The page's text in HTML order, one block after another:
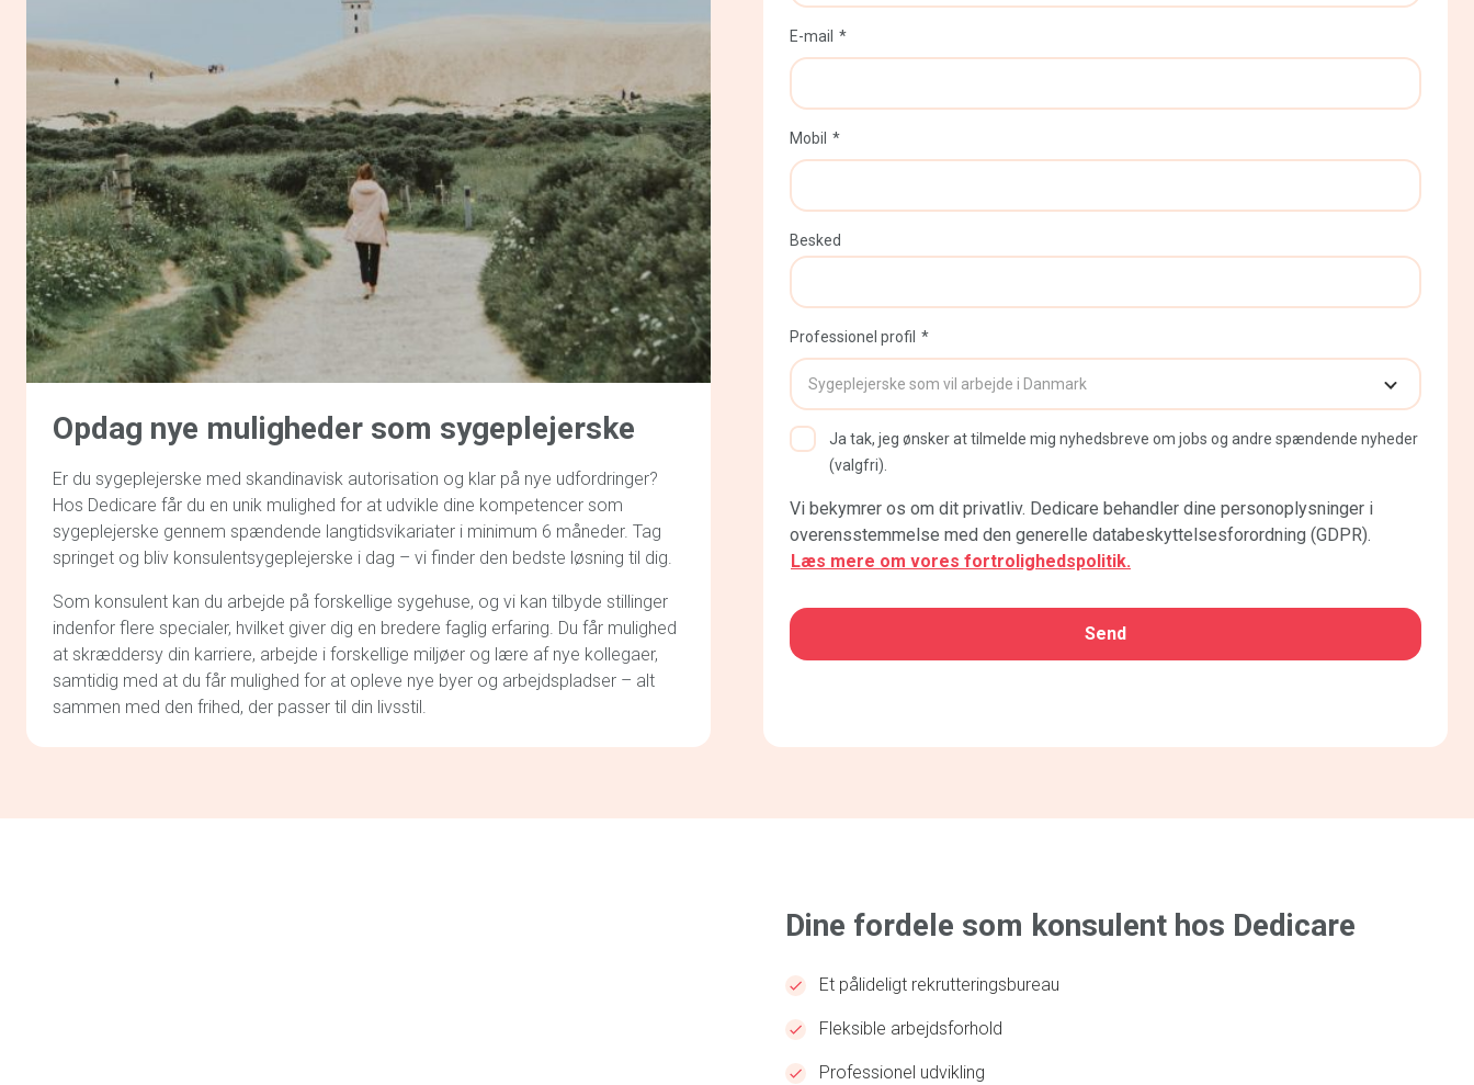
Opdag nye muligheder som sygeplejerske
Er du sygeplejerske med skandinavisk autorisation og klar på nye udfordringer?
Hos Dedicare får du en unik mulighed for at udvikle dine kompetencer som
sygeplejerske gennem spændende langtidsvikariater i minimum 6 måneder. Tag
springet og bliv konsulentsygeplejerske i dag – vi finder den bedste løsning til dig.
Som konsulent kan du arbejde på forskellige sygehuse, og vi kan tilbyde stillinger
indenfor flere specialer, hvilket giver dig en bredere faglig erfaring. Du får mulighed
at skræddersy din karriere, arbejde i forskellige miljøer og lære af nye kollegaer,
samtidig med at du får mulighed for at opleve nye byer og arbejdspladser – alt
sammen med den frihed, der passer til din livsstil.
E-mail
Mobil
Besked
Professionel profil
Ja tak, jeg ønsker at tilmelde mig nyhedsbreve om jobs og andre spændende nyheder
(valgfri).
Vi bekymrer os om dit privatliv. Dedicare behandler dine personoplysninger i
overensstemmelse med den generelle databeskyttelsesforordning (GDPR).
Læs mere om vores fortrolighedspolitik.
CAPTCHA
Dine fordele som konsulent hos Dedicare
Et pålideligt rekrutteringsbureau
Fleksible arbejdsforhold
Professionel udvikling